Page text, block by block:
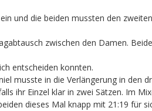
und die beiden mussten den
zwischen den Damen.
entscheiden konnten.
musste in die Verlängerung in den
ihr Einzel klar in zwei Sätzen. Im
dieses Mal knapp mit 21:19 für